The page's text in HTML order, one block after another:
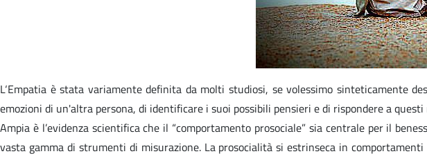
L‘Empatia è stata variamente definita da molti studiosi, se volessimo sinteticamente
emozioni di un'altra persona, di identificare i suoi possibili pensieri e di rispondere a
Ampia è l’evidenza scientifica che il “comportamento prosociale” sia centrale per il
vasta gamma di strumenti di misurazione. La prosocialità si estrinseca in